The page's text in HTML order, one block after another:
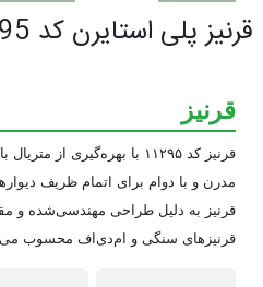
قرنيز پلی استایرن کد 11295
قرنیز
قرنیز کد ۱۱۲۹۵ با بهره‌گیری
مدرن و با دوام برای اتمام ظریف
قرنیز به دلیل طراحی مهندسی‌شده و
قرنیزهای سنگی و ام‌دی‌اف محسوب